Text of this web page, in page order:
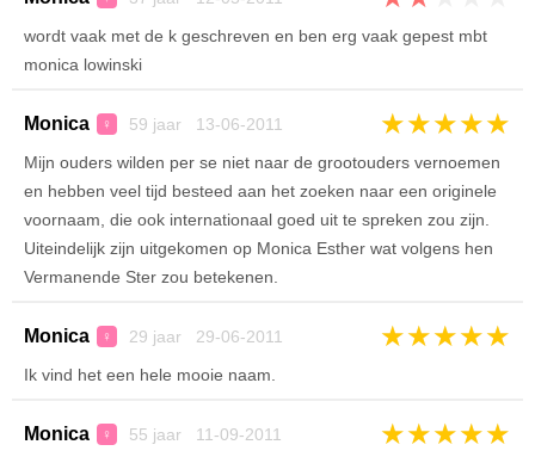
wordt vaak met de k geschreven en ben erg vaak gepest mbt
monica lowinski
Monica ♀ 59 jaar 13-06-2011 ★★★★★
Mijn ouders wilden per se niet naar de grootouders vernoemen
en hebben veel tijd besteed aan het zoeken naar een originele
voornaam, die ook internationaal goed uit te spreken zou zijn.
Uiteindelijk zijn uitgekomen op Monica Esther wat volgens hen
Vermanende Ster zou betekenen.
Monica ♀ 29 jaar 29-06-2011 ★★★★★
Ik vind het een hele mooie naam.
Monica ♀ 55 jaar 11-09-2011 ★★★★★